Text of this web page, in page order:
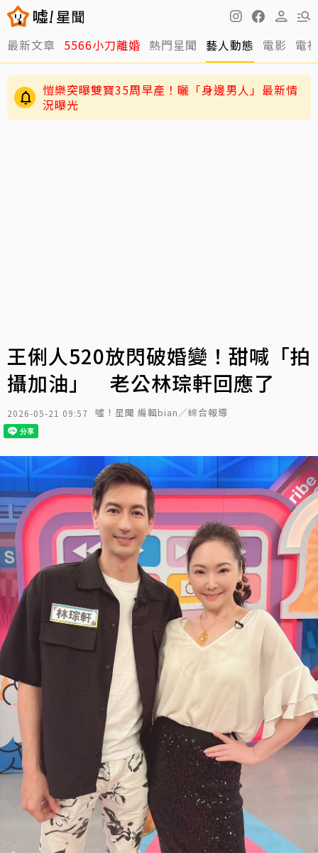
最新文章 5566小刀離婚 熱門星聞 藝人動態 電影 電
愷樂突曝雙寶35周早產！曬「身邊男人」最新情
況曝光
王俐人520放閃破婚變！甜喊「拍
攝加油」 老公林琮軒回應了
2026-05-21 09:57 噓！星聞 編輯bian／綜合報導